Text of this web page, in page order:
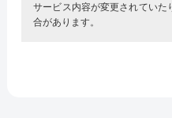
サービス内容が変更されていた
合があります。